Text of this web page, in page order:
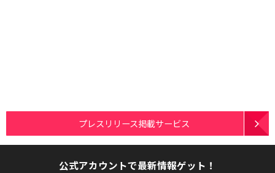
プレスリリース掲載サービス
公式アカウントで最新情報ゲット！